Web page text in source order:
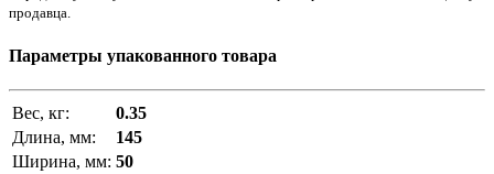
продавца.
Параметры упакованного товара
Вес, кг:
0.35
Длина, мм:
145
Ширина, мм: 50